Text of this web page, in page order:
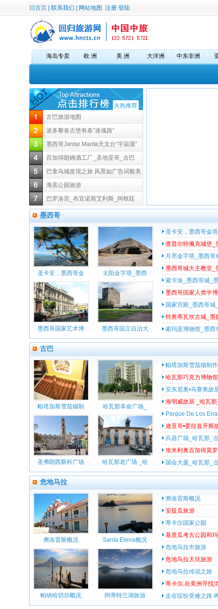
回首页 联系我们 网站地图 注册 登陆
海岛专卖 欧 洲 美 洲 大洋洲 中东非洲
火热推荐
古巴旅游地图
波多黎各古堡有条“迷魂路”
墨西哥Jantar Manta天文台“宇宙屋”
百加得朗姆酒工厂_圣地亚哥_古巴
巴拿马城发现之旅 风景如广告词般美
好
海底公园旅游
巴罗洛宫_布宜诺斯艾利斯_阿根廷
墨西哥
圣卡安，墨西哥金 太阳金字塔_墨西
墨西哥国家艺术博 墨西哥国立自治大
圣卡安，墨西哥金
查普尔特佩克城堡_
月亮金字塔_墨西哥
墨西哥城大主教堂_
索卡洛_墨西哥城_
墨西哥国家人类学
国家宫殿_墨西哥城
特奥蒂瓦坎古城_墨
索玛亚博物馆_墨西
古巴
帕塔加斯雪茄烟制 哈瓦那革命广场_
圣弗朗西斯科广场 哈瓦那老广场 _哈
帕塔加斯雪茄烟制
哈瓦那巧克力博物
安东尼奥•马赛奥故
海明威故居 _哈瓦
Parque De Los
迪亚哥•委拉兹开斯
兵器广场_哈瓦那_
埃米利奥百加得莫
国会大厦_哈瓦那_
危地马拉
弗洛雷斯概况 Santa Elena概况
帕纳哈切尔概况 阿蒂特兰湖旅游
弗洛雷斯概况
安提瓜旅游
蒂卡尔国家公园
基里瓜考古公园和
危地马拉市旅游
危地马拉天坑旅游
危地马拉传说之旅
蒂卡尔,在美洲寻找
走在缤纷受难之路